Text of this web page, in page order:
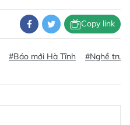
Copy link
#Báo mới Hà Tĩnh #Nghề